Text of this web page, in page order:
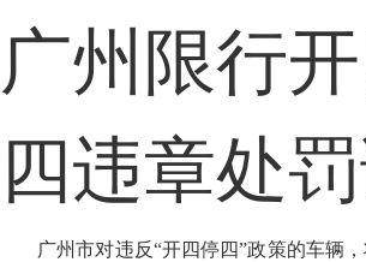
广州限行
四违章处
广州市对违反“开四停四”政策的车辆